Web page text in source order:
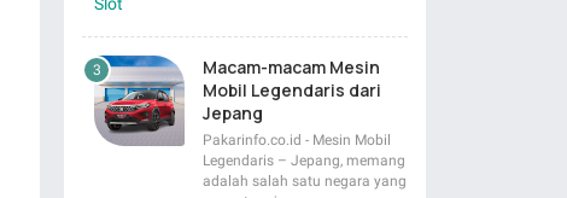
Macam-macam Mesin
Mobil Legendaris dari
Jepang
Pakarinfo.co.id - Mesin Mobil
Legendaris – Jepang, memang
adalah salah satu negara yang